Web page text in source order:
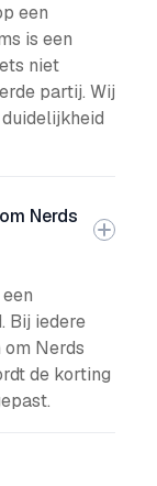
een
is een
niet
partij. Wij
Nerds
Bij iedere
Nerds
de korting